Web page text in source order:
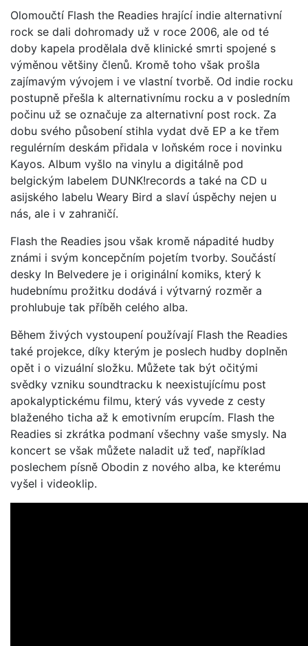
Olomoučtí Flash the Readies hrající indie alternativní
rock se dali dohromady už v roce 2006, ale od té
doby kapela prodělala dvě klinické smrti spojené s
výměnou většiny členů. Kromě toho však prošla
zajímavým vývojem i ve vlastní tvorbě. Od indie rocku
postupně přešla k alternativnímu rocku a v posledním
počinu už se označuje za alternativní post rock. Za
dobu svého působení stihla vydat dvě EP a ke třem
regulérním deskám přidala v loňském roce i novinku
Kayos. Album vyšlo na vinylu a digitálně pod
belgickým labelem DUNK!records a také na CD u
asijského labelu Weary Bird a slaví úspěchy nejen u
nás, ale i v zahraničí.
Flash the Readies jsou však kromě nápadité hudby
známi i svým koncepčním pojetím tvorby. Součástí
desky In Belvedere je i originální komiks, který k
hudebnímu prožitku dodává i výtvarný rozměr a
prohlubuje tak příběh celého alba.
Během živých vystoupení používají Flash the Readies
také projekce, díky kterým je poslech hudby doplněn
opět i o vizuální složku. Můžete tak být očitými
svědky vzniku soundtracku k neexistujícímu post
apokalyptickému filmu, který vás vyvede z cesty
blaženého ticha až k emotivním erupcím. Flash the
Readies si zkrátka podmaní všechny vaše smysly. Na
koncert se však můžete naladit už teď, například
poslechem písně Obodin z nového alba, ke kterému
vyšel i videoklip.